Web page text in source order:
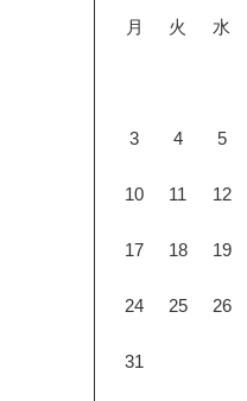
月 火 水
3 4 5
10 11 12
17 18 19
24 25 26
31